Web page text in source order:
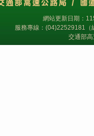
網站更新日期：
服務專線：(04)22529181（
交通部